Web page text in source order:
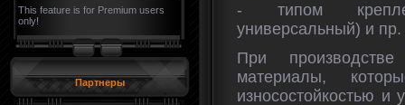
This feature is for Premium users
only!
Партнеры
- типом
универсальный) и пр.
При производстве
материалы,
износостойкостью и